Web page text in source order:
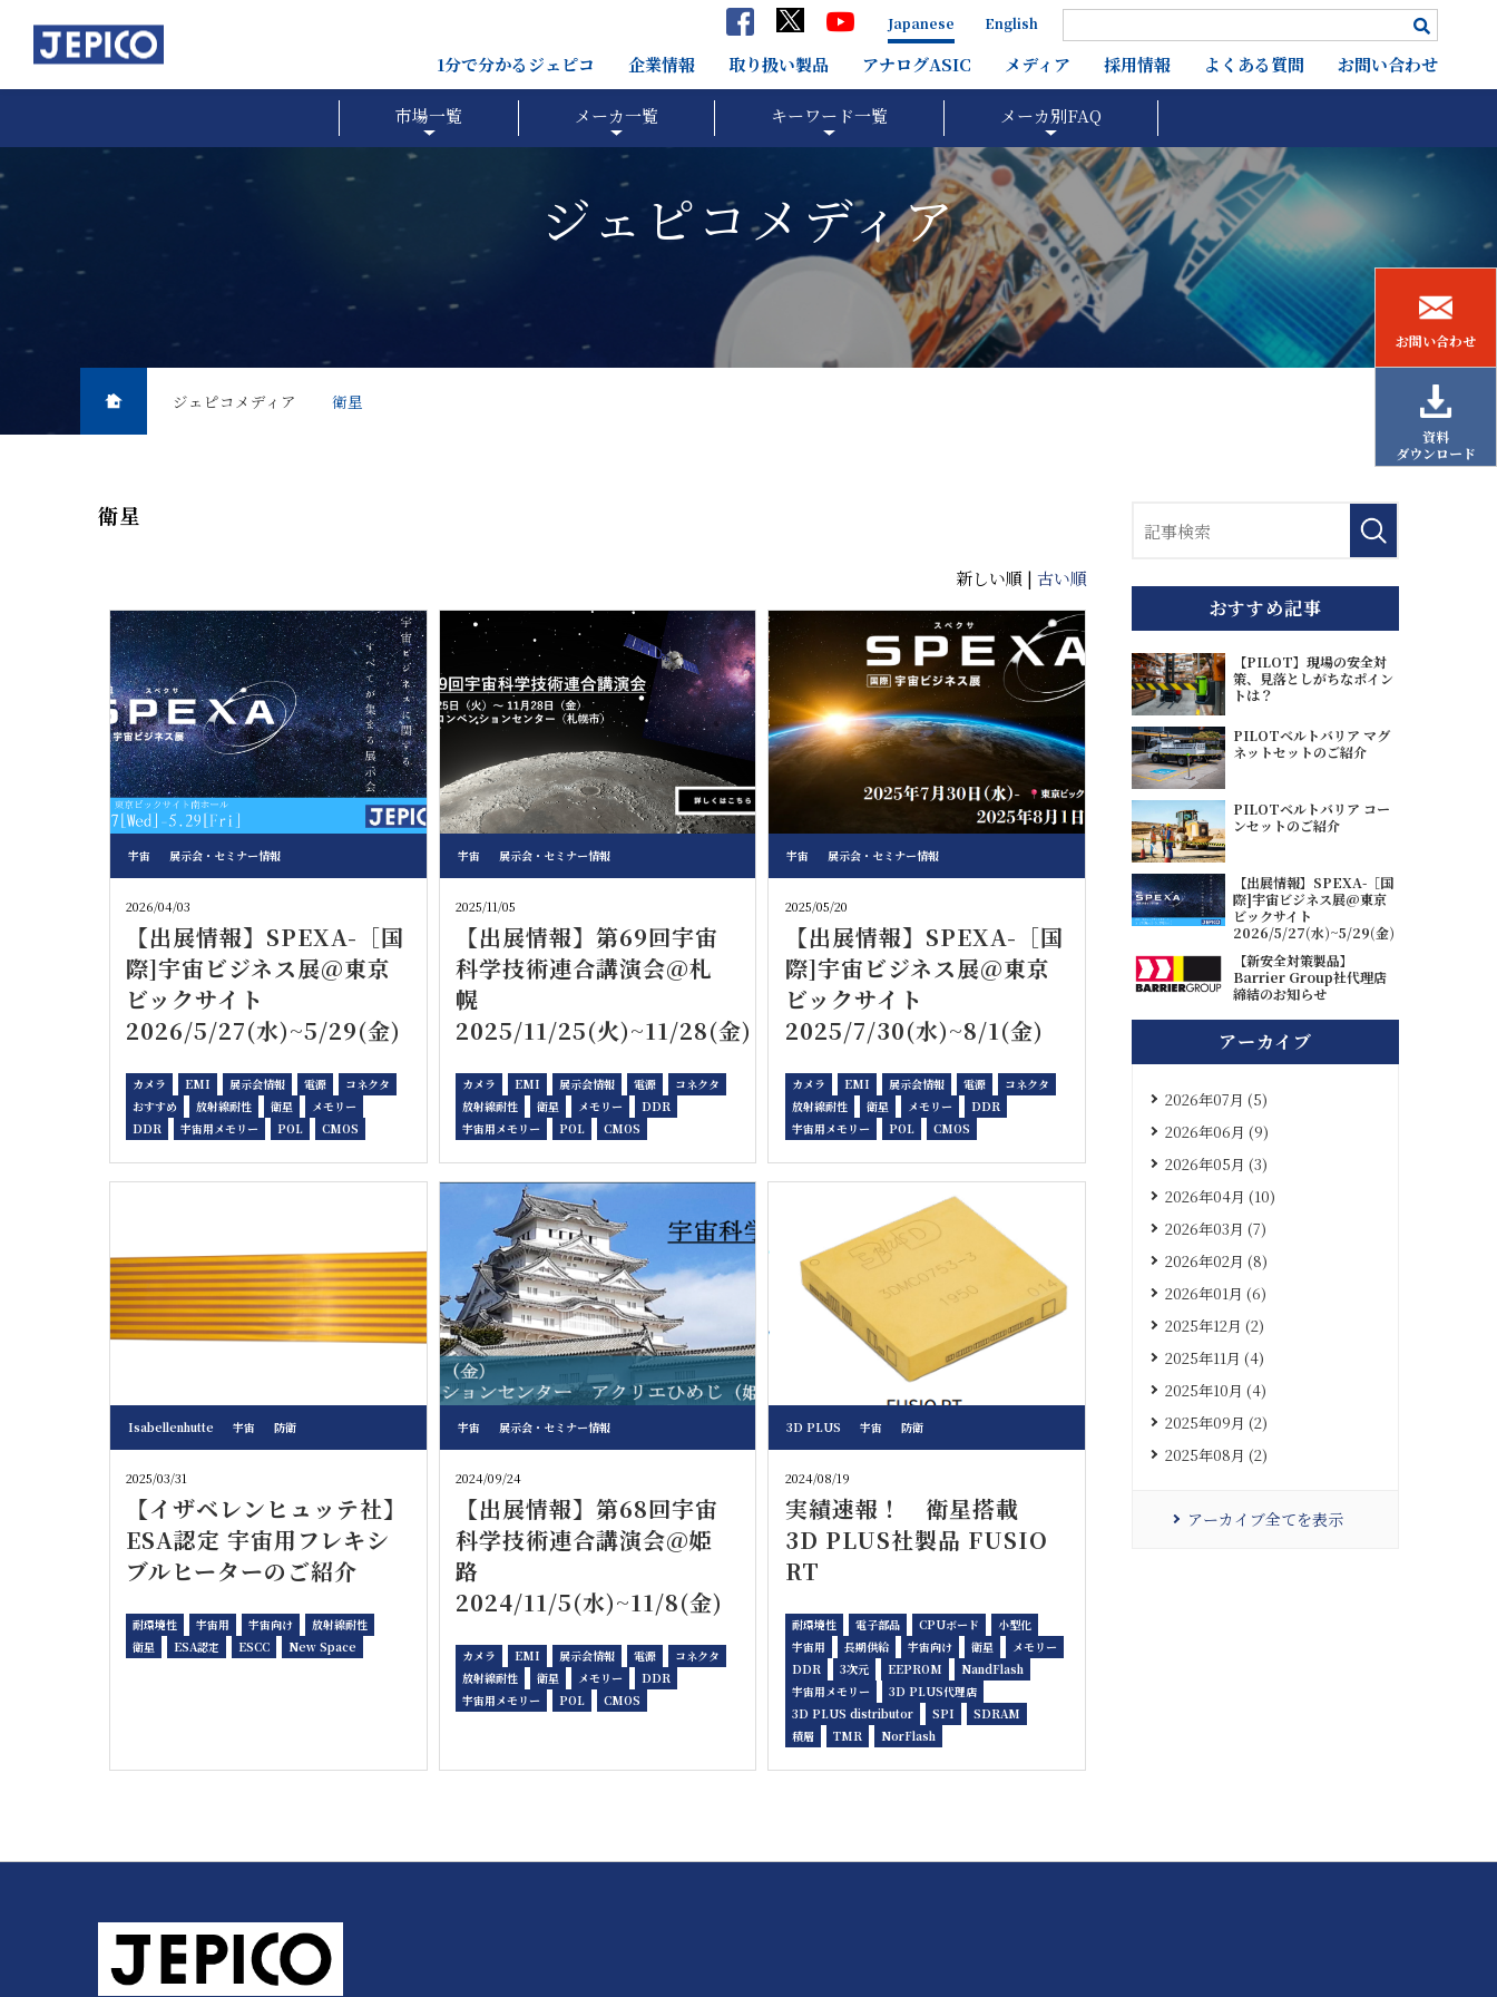
Japanese English
1分で分かるジェピコ 企業情報 取り扱い製品 アナログASIC メディア 採用情報 よくある質問 お問い合わせ
お問い合わせ
資料
ダウンロード
市場一覧 メーカ一覧 キーワード一覧 メーカ別FAQ
ジェピコメディア
ジェピコメディア 衛星
衛星
新しい順 | 古い順
宇宙 展示会・セミナー情報
2026/04/03
【出展情報】SPEXA-［国
際]宇宙ビジネス展@東京
ビックサイト
2026/5/27(水)~5/29(金)
カメラ EMI 展示会情報 電源
コネクタ
おすすめ
放射線耐性 衛星
メモリー
DDR
宇宙用メモリー POL CMOS
宇宙 展示会・セミナー情報
2025/11/05
【出展情報】第69回宇宙
科学技術連合講演会@札
幌
2025/11/25(火)~11/28(金)
カメラ EMI 展示会情報 電源
コネクタ
放射線耐性
衛星 メモリー
DDR
宇宙用メモリー
POL CMOS
宇宙 展示会・セミナー情報
2025/05/20
【出展情報】SPEXA-［国
際]宇宙ビジネス展@東京
ビックサイト
2025/7/30(水)~8/1(金)
カメラ EMI 展示会情報 電源
コネクタ
放射線耐性
衛星 メモリー
DDR
宇宙用メモリー
POL CMOS
Isabellenhutte 宇宙 防衛
2025/03/31
【イザベレンヒュッテ社】
ESA認定 宇宙用フレキシ
ブルヒーターのご紹介
耐環境性 宇宙用 宇宙向け
放射線耐性
衛星
ESA認定 ESCC New Space
宇宙 展示会・セミナー情報
2024/09/24
【出展情報】第68回宇宙
科学技術連合講演会@姫
路
2024/11/5(水)~11/8(金)
カメラ EMI 展示会情報 電源
コネクタ
放射線耐性
衛星 メモリー
DDR
宇宙用メモリー
POL CMOS
3D PLUS 宇宙 防衛
2024/08/19
実績速報！ 衛星搭載
3D PLUS社製品 FUSIO
RT
耐環境性 電子部品 CPUボード
小型化
宇宙用
長期供給 宇宙向け 衛星
メモリー
DDR
3次元 EEPROM
NandFlash
宇宙用メモリー
3D PLUS代理店
3D PLUS distributor
SPI
SDRAM
積層
TMR NorFlash
おすすめ記事
【PILOT】現場の安全対
策、見落としがちなポイン
トは？
PILOTベルトバリア マグ
ネットセットのご紹介
PILOTベルトバリア コー
ンセットのご紹介
【出展情報】SPEXA-［国
際]宇宙ビジネス展@東京
ビックサイト
2026/5/27(水)~5/29(金)
【新安全対策製品】
Barrier Group社代理店
締結のお知らせ
アーカイブ
2026年07月 (5)
2026年06月 (9)
2026年05月 (3)
2026年04月 (10)
2026年03月 (7)
2026年02月 (8)
2026年01月 (6)
2025年12月 (2)
2025年11月 (4)
2025年10月 (4)
2025年09月 (2)
2025年08月 (2)
アーカイブ全てを表示